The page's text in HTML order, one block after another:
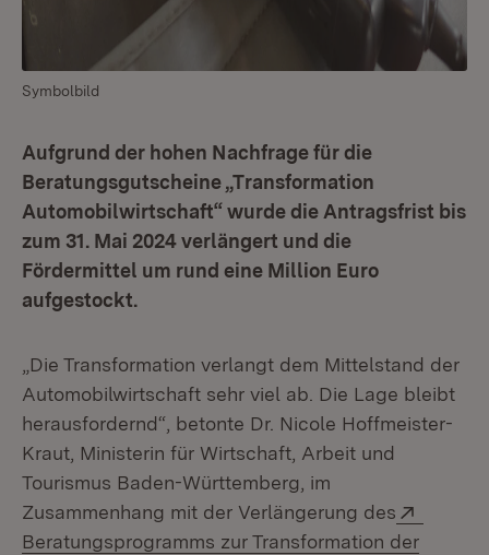
Symbolbild
Aufgrund der hohen Nachfrage für die
Beratungsgutscheine „Transformation
Automobilwirtschaft“ wurde die Antragsfrist bis
zum 31. Mai 2024 verlängert und die
Fördermittel um rund eine Million Euro
aufgestockt.
„Die Transformation verlangt dem Mittelstand der
Automobilwirtschaft sehr viel ab. Die Lage bleibt
herausfordernd“, betonte Dr. Nicole Hoffmeister-
Kraut, Ministerin für Wirtschaft, Arbeit und
Tourismus Baden-Württemberg, im
Zusammenhang mit der Verlängerung des
Beratungsprogramms zur Transformation der